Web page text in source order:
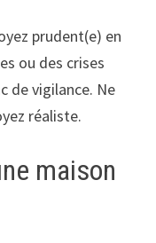
prudent(e) en
ou des crises
de vigilance. Ne
réaliste.
maison